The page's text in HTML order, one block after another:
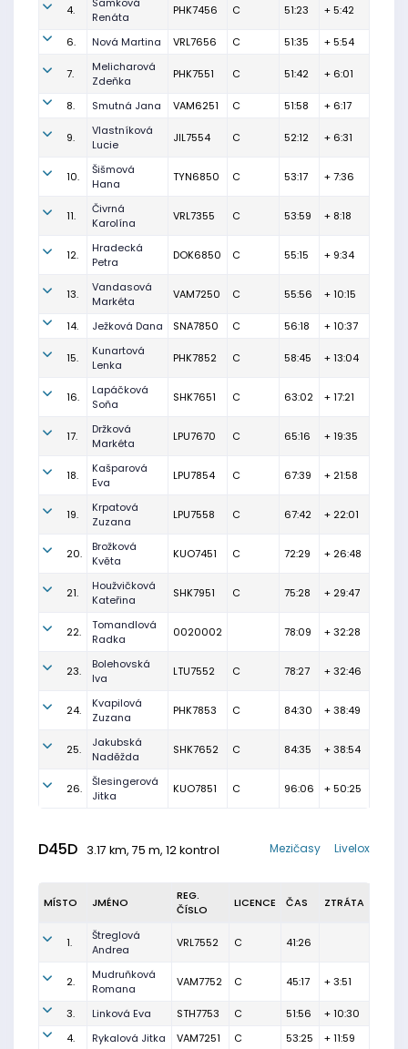
4.
Renáta
PHK7456 C 51:23 + 5:42
6. Nová Martina VRL7656 C 51:35 + 5:54
7.
Melicharová
Zdeňka
PHK7551 C 51:42 + 6:01
8. Smutná Jana VAM6251 C 51:58 + 6:17
9.
Vlastníková
Lucie
JIL7554 C 52:12 + 6:31
10.
Šišmová
Hana
TYN6850 C 53:17 + 7:36
11.
Čivrná
Karolína
VRL7355 C 53:59 + 8:18
12.
Hradecká
Petra
DOK6850 C 55:15 + 9:34
13.
Vandasová
Markéta
VAM7250 C 55:56 + 10:15
14. Ježková Dana SNA7850 C 56:18 + 10:37
15.
Kunartová
Lenka
PHK7852 C 58:45 + 13:04
16.
Lapáčková
Soňa
SHK7651 C 63:02 + 17:21
17.
Držková
Markéta
LPU7670 C 65:16 + 19:35
18.
Kašparová
Eva
LPU7854 C 67:39 + 21:58
19.
Krpatová
Zuzana
LPU7558 C 67:42 + 22:01
20.
Brožková
Květa
KUO7451 C 72:29 + 26:48
21.
Houžvičková
Kateřina
SHK7951 C 75:28 + 29:47
22.
Tomandlová
Radka
0020002 78:09 + 32:28
23.
Bolehovská
Iva
LTU7552 C 78:27 + 32:46
24.
Kvapilová
Zuzana
PHK7853 C 84:30 + 38:49
25.
Jakubská
Naděžda
SHK7652 C 84:35 + 38:54
26.
Šlesingerová
Jitka
KUO7851 C 96:06 + 50:25
D45D 3.17 km, 75 m, 12 kontrol Livelox
Mezičasy
MÍSTO JMÉNO
REG.
ČÍSLO
LICENCE ČAS ZTRÁTA
1.
Štreglová
Andrea
VRL7552 C 41:26
2.
Mudruňková
Romana
VAM7752 C 45:17 + 3:51
3. Linková Eva STH7753 C 51:56
+ 10:30
4.
Rykalová Jitka VAM7251 C 53:25 + 11:59